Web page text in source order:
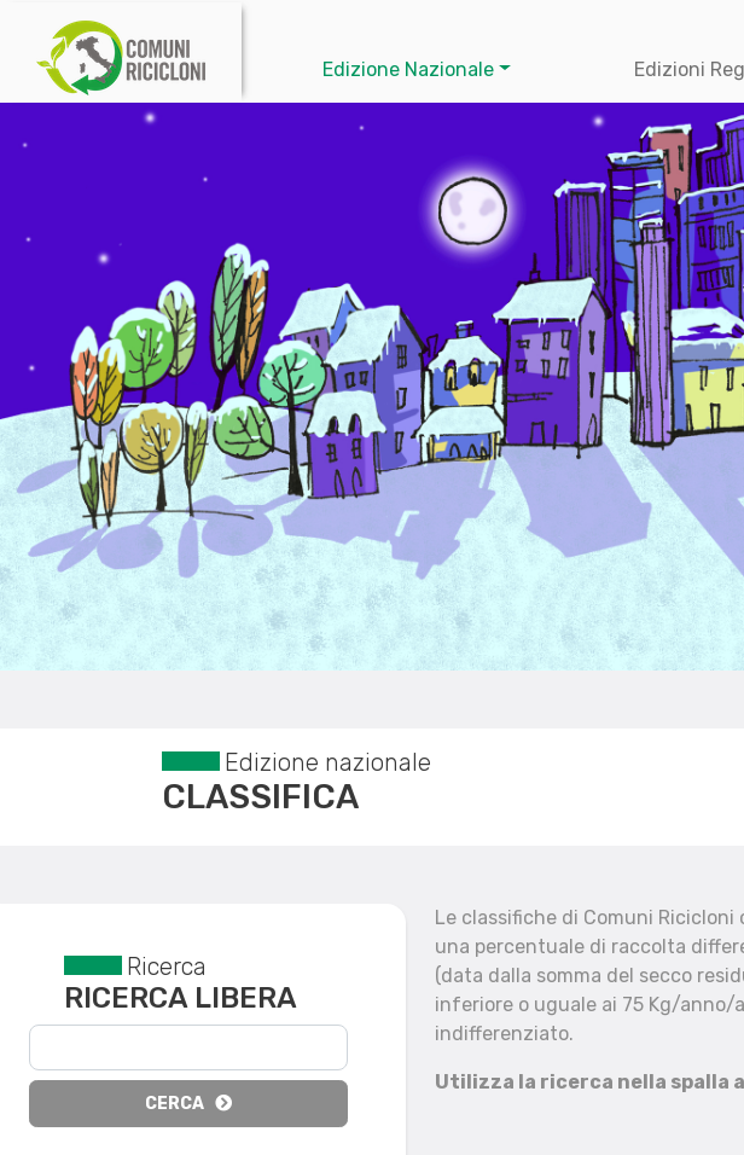
Edizione Nazionale Edizioni
Edizione nazionale
CLASSIFICA
Reset filtri
Ricerca
RICERCA LIBERA
CERCA
Le classifiche di Comuni
una percentuale di raccolta
(data dalla somma del secco
inferiore o uguale ai 75 Kg/
indifferenziato.
Utilizza la ricerca nella spalla